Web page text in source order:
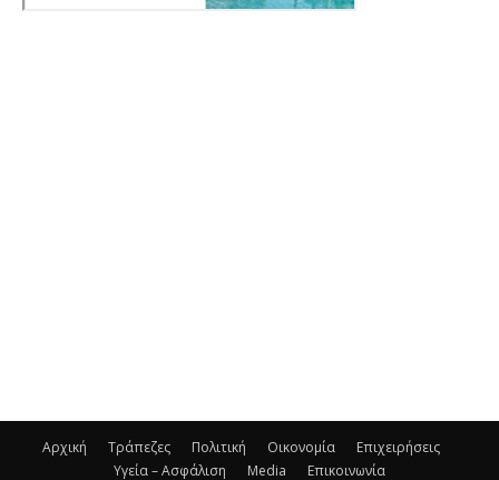
Αρχική Τράπεζες Πολιτική Οικονομία
Επιχειρήσεις
Υγεία – Ασφάλιση
Media Επικοινωνία